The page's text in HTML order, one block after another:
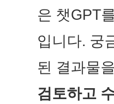
은 챗GPT
입니다. 궁
된 결과물
검토하고